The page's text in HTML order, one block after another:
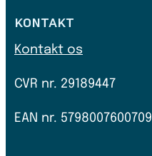
KONTAKT
Kontakt os
CVR nr. 29189447
EAN nr. 5798007600709